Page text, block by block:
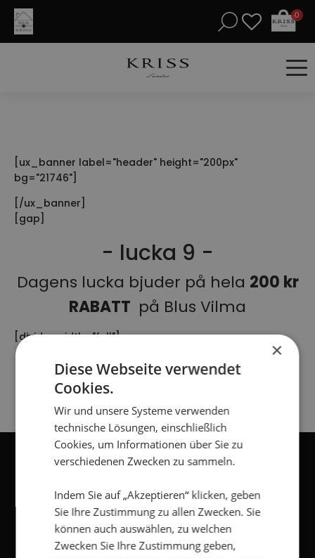
0
[ux_banner label="header" height="200px"
bg="21746"]
[/ux_banner]
[gap]
- lucka 9 -
Dagens lucka bjuder på hela 200 kr
RABATT på Blus Vilma
[divider width="full"]
NEWSLETTER
Vorname *
×
Diese Webseite verwendet
Cookies.
Wir und unsere Systeme verwenden
technische Lösungen, einschließlich
Cookies, um Informationen über Sie zu
verschiedenen Zwecken zu sammeln.
Indem Sie auf „Akzeptieren“ klicken, geben
Sie Ihre Zustimmung zu allen Zwecken. Sie
können auch auswählen, zu welchen
Zwecken Sie Ihre Zustimmung geben,